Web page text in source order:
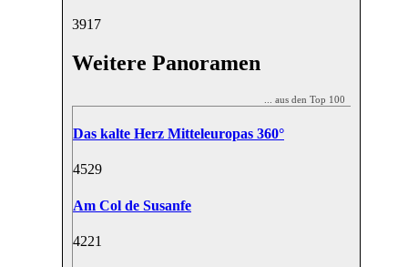
3917
Weitere Panoramen
... aus den Top 100
Das kalte Herz Mitteleuropas 360°
4529
Am Col de Susanfe
4221